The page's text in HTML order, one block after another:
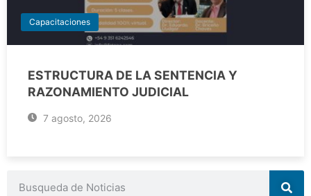
Capacitaciones
ESTRUCTURA DE LA SENTENCIA Y
RAZONAMIENTO JUDICIAL
7 agosto, 2026